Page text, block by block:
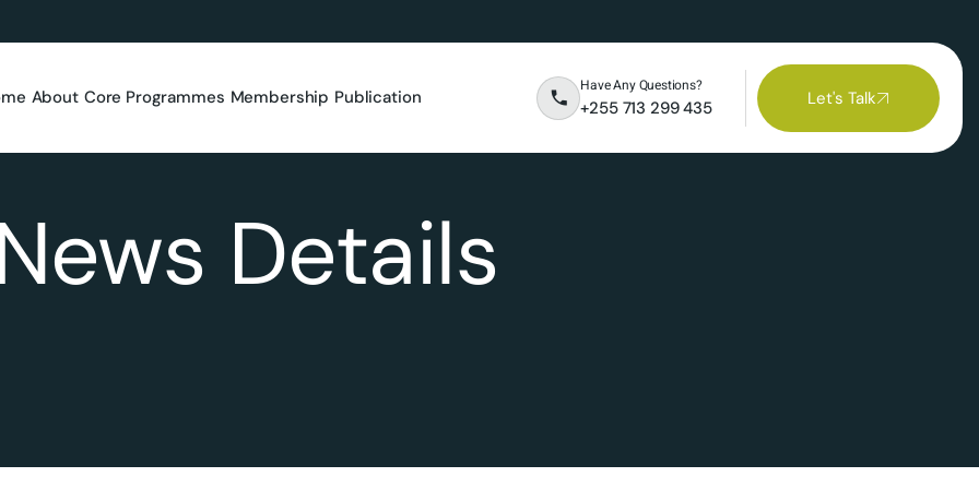
About Core Programmes Membership Publication +255 713 299 435
Have Any Questions?
Let's Talk
Details